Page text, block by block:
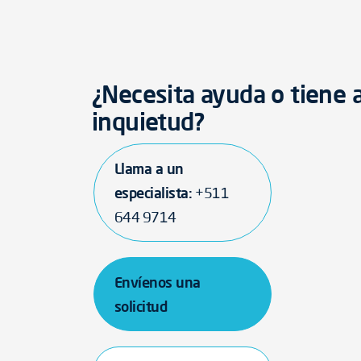
¿Necesita ayuda o tiene
inquietud?
Llama a un
especialista: +511
644 9714
Envíenos una
solicitud